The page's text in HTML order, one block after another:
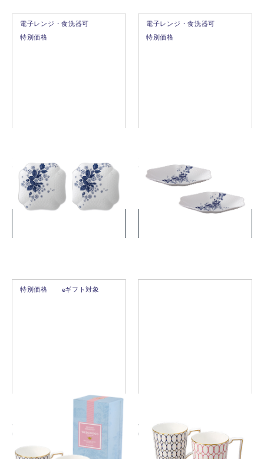
電子レンジ・食洗器可
特別価格
ディゴ スモールプレート ペ
￥3,300 (税込)
電子レンジ・食洗器可
特別価格
ディゴ マルチディッシュ ペ
ア
(税込)
特別価格 eギフト対象
ルネッサンス ゴールド マグ
(ピンク・ブルー) ペア 紅茶付
ルネッサンス ゴールド マグ
(ピンク・ブルー) ペア